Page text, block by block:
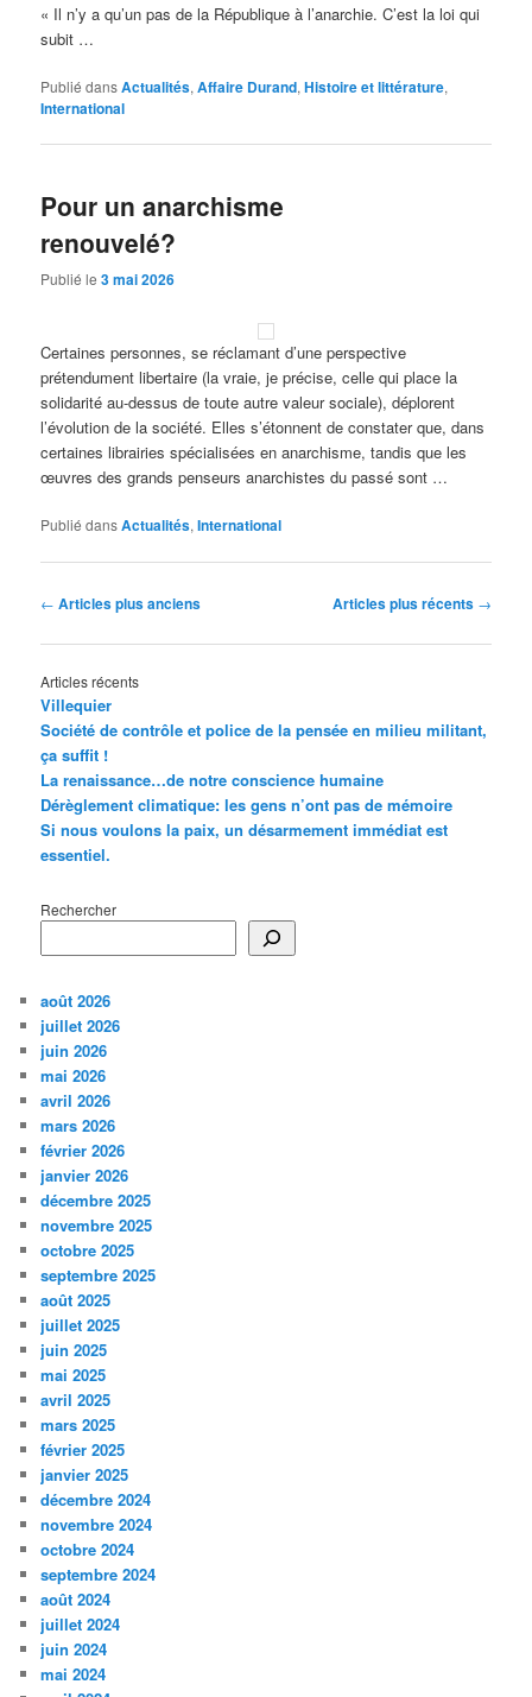
« Il n’y a qu’un pas de la République à l’anarchie. C’est la loi qui
subit …
Publié dansActualités,Affaire Durand,Histoire et littérature,
International
Pour un anarchisme
renouvelé?
Publié le3 mai 2026
Certaines personnes, se réclamant d’une perspective
prétendument libertaire (la vraie, je précise, celle qui place la
solidarité au-dessus de toute autre valeur sociale), déplorent
l’évolution de la société. Elles s’étonnent de constater que, dans
certaines librairies spécialisées en anarchisme, tandis que les
œuvres des grands penseurs anarchistes du passé sont …
Publié dansActualités,International
Navigation
articles
← Articles plus anciens Articles plus récents →
Articles récents
Villequier
Société de contrôle et police de la pensée en milieu militant,
ça suffit !
La renaissance…de notre conscience humaine
Dérèglement climatique: les gens n’ont pas de mémoire
Si nous voulons la paix, un désarmement immédiat est
essentiel.
Rechercher
août 2026
juillet 2026
juin 2026
mai 2026
avril 2026
mars 2026
février 2026
janvier 2026
décembre 2025
novembre 2025
octobre 2025
septembre 2025
août 2025
juillet 2025
juin 2025
mai 2025
avril 2025
mars 2025
février 2025
janvier 2025
décembre 2024
novembre 2024
octobre 2024
septembre 2024
août 2024
juillet 2024
juin 2024
mai 2024